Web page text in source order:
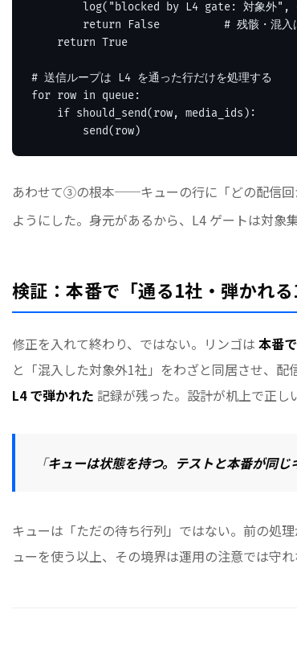
log("blocked by L4 gate: 対象外",
return False          # 残骸・混入
    return True
# 送信ループは L4 を通った行だけを処理する
for row in queue:
    if should_send(row, media_ids):
        send(row)
あわせて③の根本──キューの行に「どの配信回
ようにした。身元があるから、L4 ゲートは対象
検証：本番で「通る1社・弾かれ
修正を入れて終わり、ではない。リンゴは 本番
と「混入した対象外1社」をわざと同居させ、配
L4 で弾かれた 記録が残った。設計が机上で正し
「キューは状態を持つ。テストと本番が同
キューは「ただの待ち行列」ではない。前の処
ューを使う以上、その境界は運用の注意では守れ